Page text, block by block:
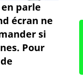
parle
écran ne
si
Pour